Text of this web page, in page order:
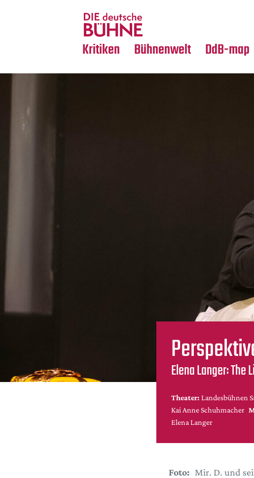
Kritiken
Crossover
Bühnenwelt
Medientipps
DdB-map
Elena Langer: The
Theater: Landesbühnen
Kai Anne Schuhmacher
Elena Langer
Foto: Mir. D. und